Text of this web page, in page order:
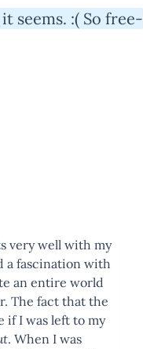
seems. :( So free-
very well with my
a fascination with
an entire world
The fact that the
if I was left to my
. When I was